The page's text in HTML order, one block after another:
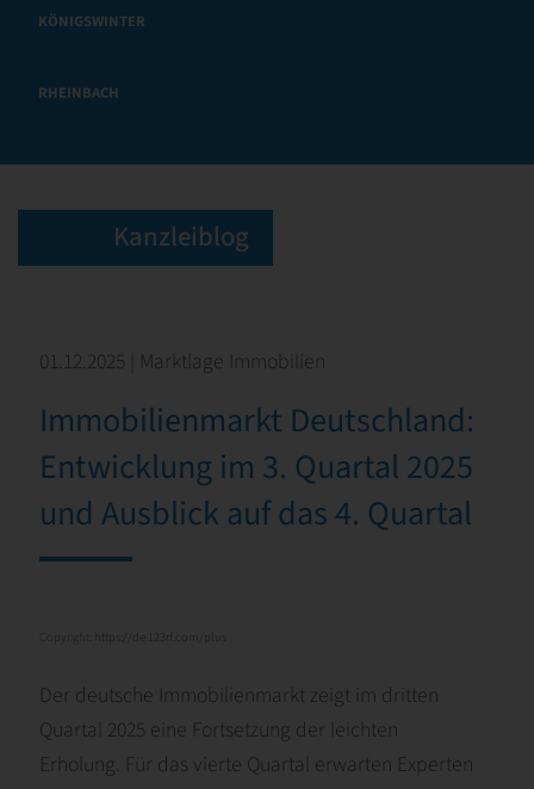
KÖNIGSWINTER
RHEINBACH
Kanzleiblog
01.12.2025 | Marktlage Immobilien
Immobilienmarkt Deutschland:
Entwicklung im 3. Quartal 2025
und Ausblick auf das 4. Quartal
https://de.123rf.com/plus
Der deutsche Immobilienmarkt zeigt im dritten
Quartal 2025 eine Fortsetzung der leichten
Erholung. Für das vierte Quartal erwarten Experten